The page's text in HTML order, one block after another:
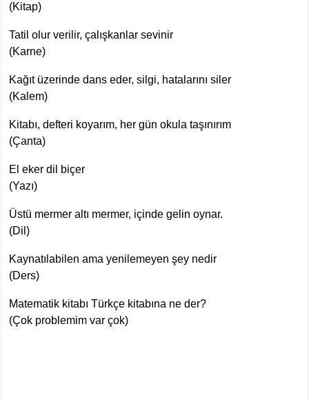
(Kitap)
Tatil olur verilir, çalışkanlar sevinir
(Karne)
Kağıt üzerinde dans eder, silgi, hatalarını siler
(Kalem)
Kitabı, defteri koyarım, her gün okula taşınırım
(Çanta)
El eker dil biçer
(Yazı)
Üstü mermer altı mermer, içinde gelin oynar.
(Dil)
Kaynatılabilen ama yenilemeyen şey nedir
(Ders)
Matematik kitabı Türkçe kitabına ne der?
(Çok problemim var çok)